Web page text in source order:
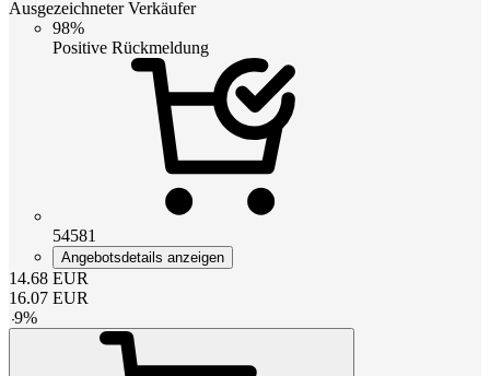
Ausgezeichneter Verkäufer
98%
Positive Rückmeldung
54581
Angebotsdetails anzeigen
14.68 EUR
16.07 EUR
-9%